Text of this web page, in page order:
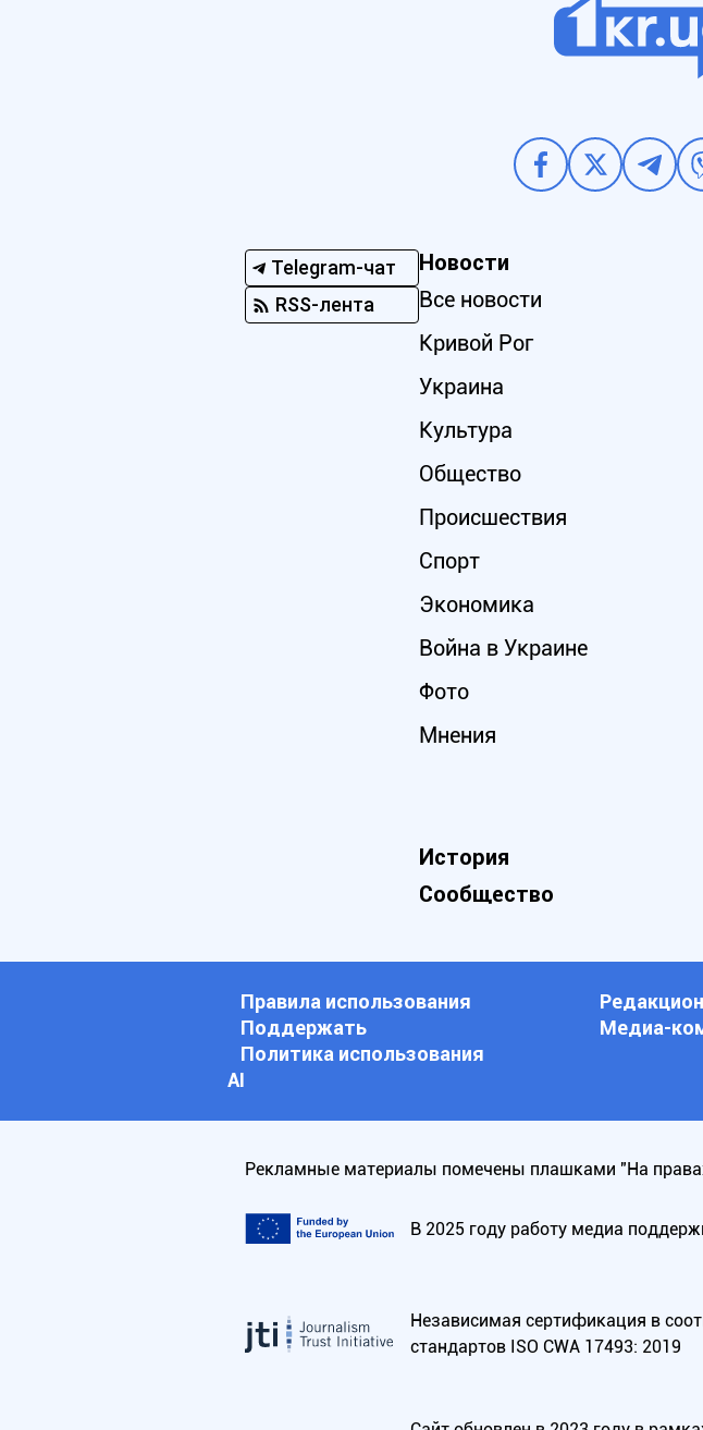
Telegram-чат
RSS-лента
Новости
Все новости
Кривой Рог
Украина
Культура
Общество
Происшествия
Спорт
Экономика
Война в Украине
Фото
Мнения
История
Сообщество
Правила использования
Поддержать
Медиа-
Политика использования
АI
Рекламные материалы помечены плашками "На
В 2025 году работу медиа
Независимая сертификация в
стандартов ISO CWA 17493: 2019